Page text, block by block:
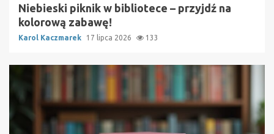
Niebieski piknik w bibliotece – przyjdź na
kolorową zabawę!
Karol Kaczmarek 17 lipca 2026 133